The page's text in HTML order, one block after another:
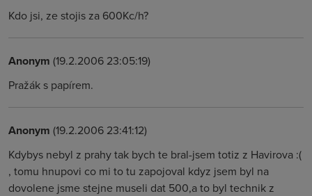
Kdo jsi, ze stojis za 600Kc/h?
Anonym (19.2.2006 23:05:19)
Pražák s papírem.
Anonym (19.2.2006 23:41:12)
Kdybys nebyl z prahy tak bych te bral-jsem totiz z Havirova :(
, tomu hnupovi co mi to tu zapojoval kdyz jsem byl na
dovolene jsme stejne museli dat 500,a to byl technik z